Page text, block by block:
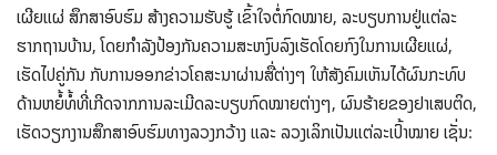
ເຜີຍແຜ່ ສຶກສາອົບຮົມ ສ້າງຄວາມຮັບຮູ້ ເຂົ້າໃຈຕໍ່ກົດໝາຍ, ລະບຽບການຢູ່ແຕ່ລະ
ຮາກຖານບ້ານ, ໂດຍກໍາລັງປ້ອງກັນຄວາມສະຫງົບລົງເຮັດໂດຍກົງໃນການເຜີຍແຜ່,
ເຮັດໄປຄູ່ກັນ ກັບການອອກຂ່າວໂຄສະນາຜ່ານສື່ຕ່າງໆ ໃຫ້ສັງຄົມເຫັນໄດ້ຜົນກະທົບ
ດ້ານຫຍໍ້ທໍ້ທີ່ເກີດຈາກການລະເມີດລະບຽບກົດໝາຍຕ່າງໆ, ຜົນຮ້າຍຂອງຢາເສບຕິດ,
ເຮັດວຽກງານສຶກສາອົບຮົມທາງລວງກວ້າງ ແລະ ລວງເລິກເປັນແຕ່ລະເປົ້າໝາຍ ເຊັ່ນ: